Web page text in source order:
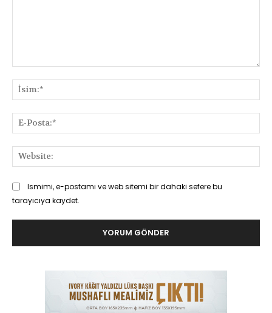
Ismimi, e-postamı ve web sitemi bir dahaki sefere bu
tarayıcıya kaydet.